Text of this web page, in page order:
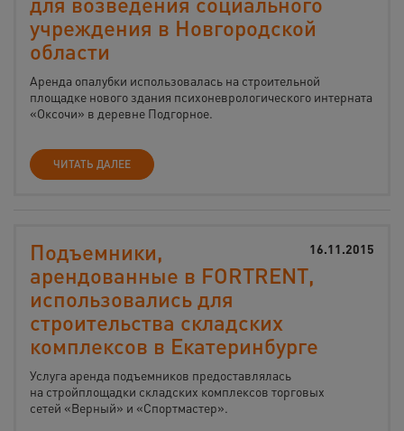
учреждения в Новгородской
области
Аренда опалубки использовалась на строительной
площадке нового здания психоневрологического интерната
«Оксочи» в деревне Подгорное.
ЧИТАТЬ ДАЛЕЕ
16.11.2015
Подъемники,
арендованные в FORTRENT,
использовались для
строительства складских
комплексов в Екатеринбурге
Услуга аренда подъемников предоставлялась
на стройплощадки складских комплексов торговых
сетей «Верный» и «Спортмастер».